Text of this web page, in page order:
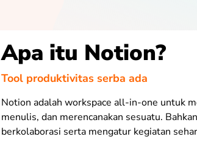
Apa itu Notion?
Tool produktivitas serba ada
Notion adalah workspace all-in-one untuk
menulis, dan merencanakan sesuatu.
berkolaborasi serta mengatur kegiatan